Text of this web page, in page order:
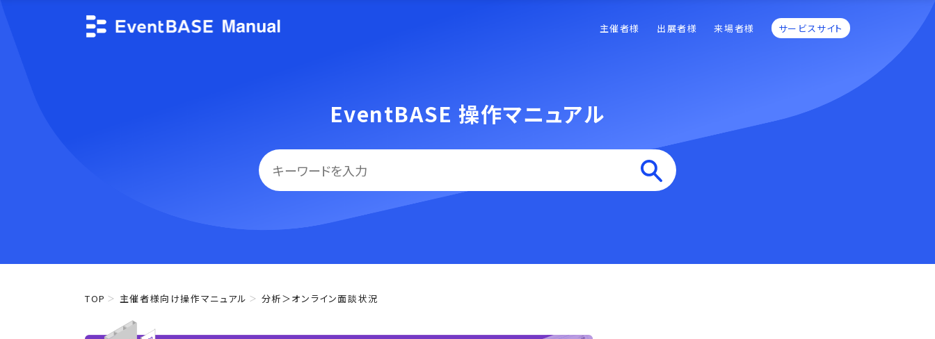
主催者様 出展者様 来場者様 サービスサイト
EventBASE 操作マニュアル
TOP 主催者様向け操作マニュアル 分析＞オンライン面談状況